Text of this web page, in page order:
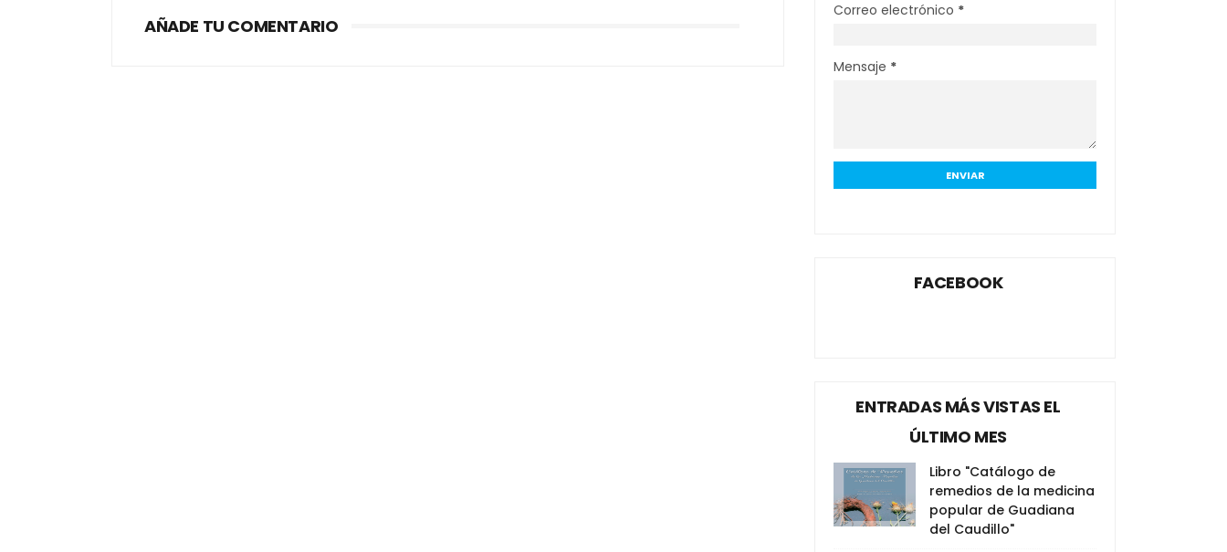
AÑADE TU COMENTARIO
Correo electrónico *
Mensaje *
FACEBOOK
ENTRADAS MÁS VISTAS EL
ÚLTIMO MES
Libro "Catálogo de
remedios de la medicina
popular de Guadiana
del Caudillo"